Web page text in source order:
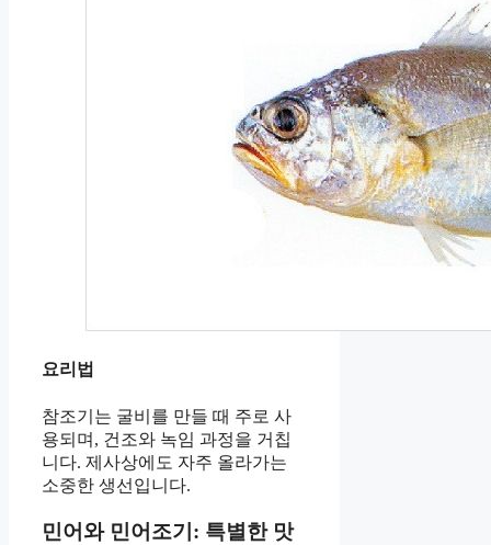
요리법
참조기는 굴비를 만들 때 주로 사
용되며, 건조와 녹임 과정을 거칩
니다. 제사상에도 자주 올라가는
소중한 생선입니다.
민어와 민어조기: 특별한 맛